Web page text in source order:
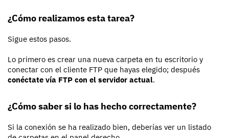
¿Cómo realizamos esta tarea?
Sigue estos pasos.
Lo primero es crear una nueva carpeta en tu escritorio y
conectar con el cliente FTP que hayas elegido; después
conéctate vía FTP con el servidor actual.
¿Cómo saber si lo has hecho correctamente?
Si la conexión se ha realizado bien, deberías ver un listado